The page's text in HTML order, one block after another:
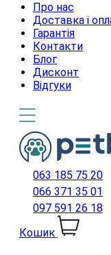
Про нас
Доставка і
Гарантія
Контакти
Блог
Дисконт
Відгуки
063 185 75 20
066 371 35 01
097 591 26 18
Кошик